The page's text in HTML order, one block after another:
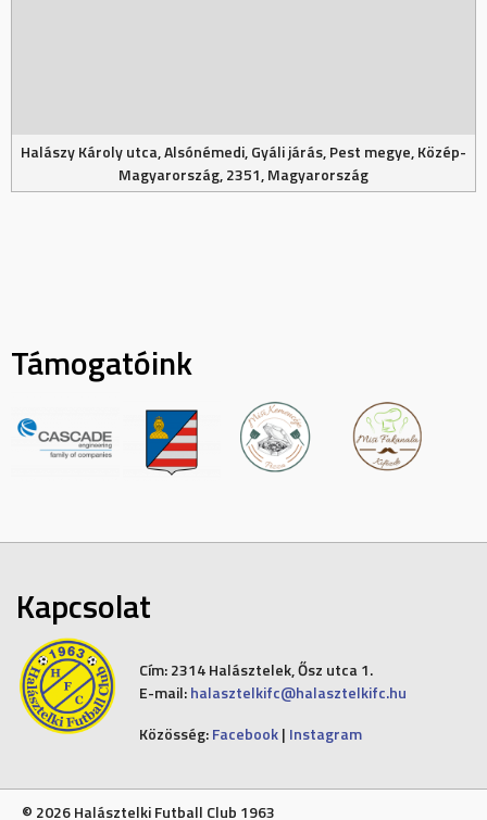
Halászy Károly utca, Alsónémedi, Gyáli járás, Pest megye, Közép-
Magyarország, 2351, Magyarország
Támogatóink
Kapcsolat
Cím:2314 Halásztelek, Ősz utca 1.
E-mail: halasztelkifc@halasztelkifc.hu
Közösség: Facebook| Instagram
© 2026 Halásztelki Futball Club 1963